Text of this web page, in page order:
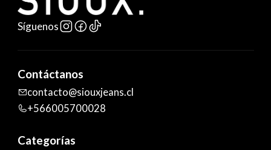
Síguenos
Contáctanos
contacto@siouxjeans.cl
+566005700028
Categorías